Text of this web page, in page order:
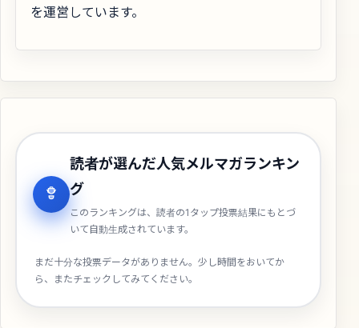
を運営しています。
読者が選んだ人気メルマガランキン
グ
このランキングは、読者の1タップ投票結果にもとづ
いて自動生成されています。
まだ十分な投票データがありません。少し時間をおいてか
ら、またチェックしてみてください。